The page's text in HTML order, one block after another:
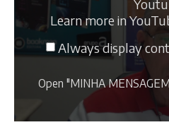
Learn more in
Always display
Open "MINHA